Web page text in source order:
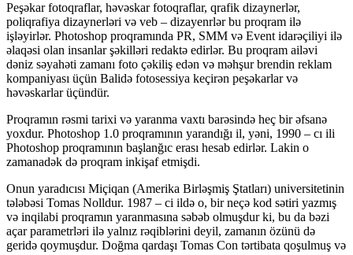
Peşəkar fotoqraflar, həvəskar fotoqraflar, qrafik dizaynerlər,
poliqrafiya dizaynerləri və veb – dizayenrlər bu proqram ilə
işləyirlər. Photoshop proqramında PR, SMM və Event idarəçiliyi ilə
əlaqəsi olan insanlar şəkilləri redaktə edirlər. Bu proqram ailəvi
dəniz səyahəti zamanı foto çəkiliş edən və məhşur brendin reklam
kompaniyası üçün Balidə fotosessiya keçirən peşəkarlar və
həvəskarlar üçündür.
Proqramın rəsmi tarixi və yaranma vaxtı barəsində heç bir əfsanə
yoxdur. Photoshop 1.0 proqramının yarandığı il, yəni, 1990 – cı ili
Photoshop proqramının başlanğıc erası hesab edirlər. Lakin o
zamanadək də proqram inkişaf etmişdi.
Onun yaradıcısı Miçiqan (Amerika Birləşmiş Ştatları) universitetinin
tələbəsi Tomas Nolldur. 1987 – ci ildə o, bir neçə kod sətiri yazmış
və inqilabi proqramın yaranmasına səbəb olmuşdur ki, bu da bəzi
açar parametrləri ilə yalnız rəqiblərini deyil, zamanın özünü də
geridə qoymuşdur. Doğma qardaşı Tomas Con tərtibata qoşulmuş və